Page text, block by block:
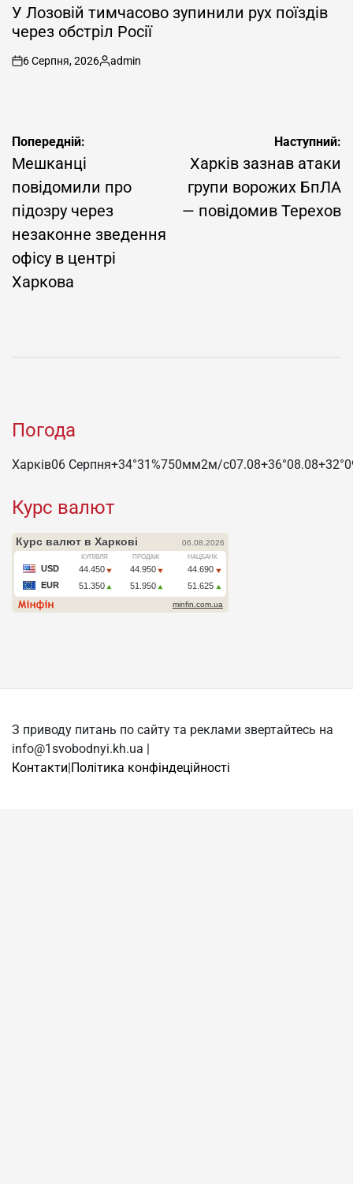
УУ Лозовій тимчасово зупинили рух поїздів
через обстріл Росії
on
6 Серпня, 2026
Опубліковано
admin
Навігація
записів
Попередній:
Мешканці
повідомили про
підозру через
незаконне зведення
офісу в центрі
Харкова
Наступний:
Харків зазнав атаки
групи ворожих БпЛА
— повідомив Терехов
Погода
Харків06 Серпня+34°31%750мм2м/c07.08+36°08.08+32°
Курс валют
З приводу питань по сайту та реклами звертайтесь на
info@1svobodnyi.kh.ua |
Контакти|Політика конфіндеційності